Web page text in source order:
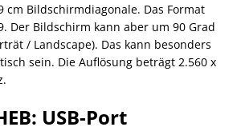
cm Bildschirmdiagonale. Das Format
Der Bildschirm kann aber um 90 Grad
/ Landscape). Das kann besonders
sein. Die Auflösung beträgt 2.560 x
USB-Port